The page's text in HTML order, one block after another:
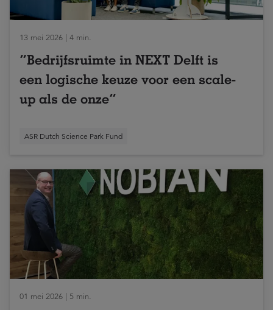
13 mei 2026 | 4 min.
“Bedrijfsruimte in NEXT Delft is
een logische keuze voor een scale-
up als de onze”
ASR Dutch Science Park Fund
01 mei 2026 | 5 min.